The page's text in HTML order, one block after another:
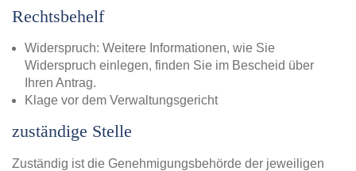
Rechtsbehelf
Widerspruch: Weitere Informationen, wie Sie
Widerspruch einlegen, finden Sie im Bescheid über
Ihren Antrag.
Klage vor dem Verwaltungsgericht
zuständige Stelle
Zuständig ist die Genehmigungsbehörde der jeweiligen